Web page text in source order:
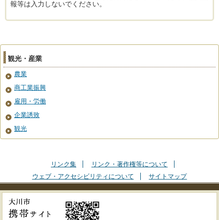
報等は入力しないでください。
観光・産業
農業
商工業振興
雇用・労働
企業誘致
観光
リンク集
リンク・著作権等について
ウェブ・アクセシビリティについて
サイトマップ